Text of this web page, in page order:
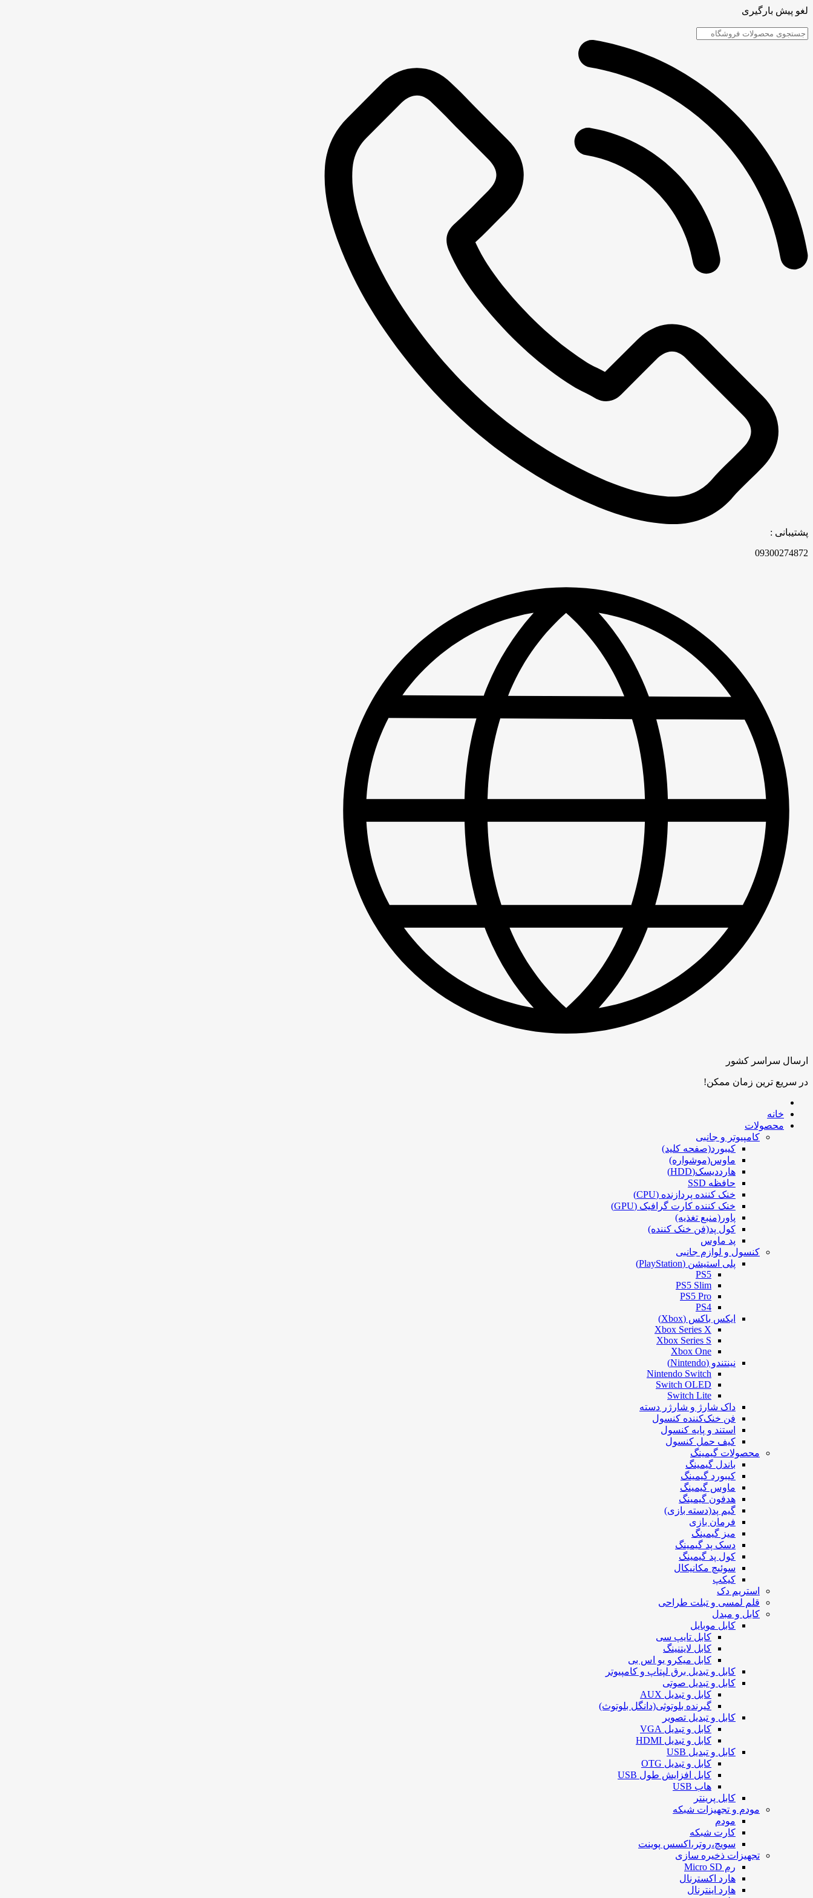
لغو پیش بارگیری
پشتیبانی :
09300274872
ارسال سراسر کشور
در سریع ترین زمان ممکن!
خانه
محصولات
کامپیوتر و جانبی
کیبورد(صفحه کلید)
ماوس(موشواره)
هارددیسک(HDD)
حافظه SSD
خنک کننده پردازنده (CPU)
خنک کننده کارت گرافیک (GPU)
پاور(منبع تغذیه)
کول پد(فن خنک کننده)
پد ماوس
کنسول و لوازم جانبی
پلی استیشن (PlayStation)
PS5
PS5 Slim
PS5 Pro
PS4
ایکس باکس (Xbox)
Xbox Series X
Xbox Series S
Xbox One
نینتندو (Nintendo)
Nintendo Switch
Switch OLED
Switch Lite
داک شارژ و شارژر دسته
فن خنک‌کننده کنسول
استند و پایه کنسول
کیف حمل کنسول
محصولات گیمینگ
باندل گیمینگ
کیبورد گیمینگ
ماوس گیمینگ
هدفون گیمینگ
گیم پد(دسته بازی)
فرمان بازی
میز گیمینگ
دسک پد گیمینگ
کول پد گیمینگ
سوئیچ مکانیکال
کیکپ
استریم دک
قلم لمسی و تبلت طراحی
کابل و مبدل
کابل موبایل
کابل تایپ سی
کابل لایتنینگ
کابل میکرو یو اس بی
کابل و تبدیل برق لپتاپ و کامپیوتر
کابل و تبدیل صوتی
کابل و تبدیل AUX
گیرنده بلوتوثی(دانگل بلوتوث)
کابل و تبدیل تصویر
کابل و تبدیل VGA
کابل و تبدیل HDMI
کابل و تبدیل USB
کابل و تبدیل OTG
کابل افزایش طول USB
هاب USB
کابل پرینتر
مودم و تجهیزات شبکه
مودم
کارت شبکه
سویچ،روتر،اکسس پوینت
تجهیزات ذخیره سازی
رم Micro SD
هارد اکسترنال
هارد اینترنال